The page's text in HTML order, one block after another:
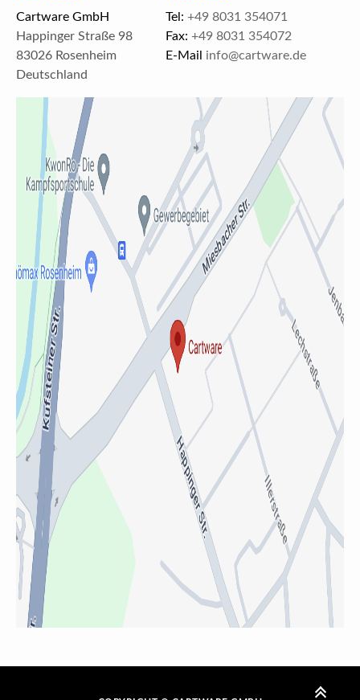
Cartware GmbH
Happinger Straße 98
83026 Rosenheim
Deutschland
Tel: +49 8031 354071
Fax: +49 8031 354072
E-Mail
info@cartware.de